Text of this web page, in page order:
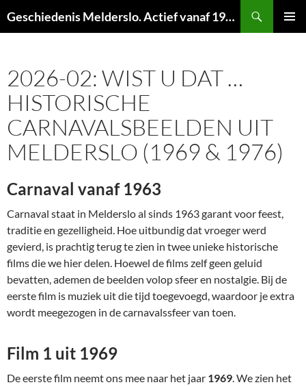
naar
Geschiedenis Melderslo. Actief vanaf 1973!
2026-02: WIST U DAT …
HISTORISCHE
CARNAVALSBEELDEN UIT
MELDERSLO (1969 & 1976)
Carnaval vanaf 1963
Carnaval staat in Melderslo al sinds 1963 garant voor feest,
traditie en gezelligheid. Hoe uitbundig dat vroeger werd
gevierd, is prachtig terug te zien in twee unieke historische
films die we hier delen. Hoewel de films zelf geen geluid
bevatten, ademen de beelden volop sfeer en nostalgie. Bij de
eerste film is muziek uit die tijd toegevoegd, waardoor je extra
wordt meegezogen in de carnavalssfeer van toen.
Film 1 uit 1969
De eerste film neemt ons mee naar het jaar 1969. We zien het